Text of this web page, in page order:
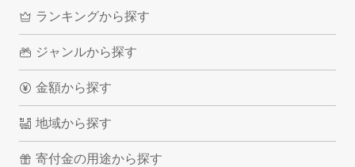
ランキングから探す
ジャンルから探す
金額から探す
地域から探す
寄付金の用途から探す